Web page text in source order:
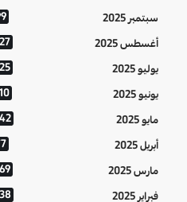
سبتمبر 2025
أغسطس 2025
يوليو 2025
يونيو 2025
مايو 2025
أبريل 2025
مارس 2025
فبراير 2025